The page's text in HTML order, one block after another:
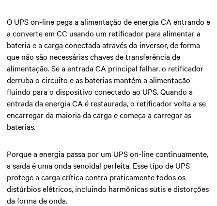
O UPS on-line pega a alimentação de energia CA entrando e
a converte em CC usando um retificador para alimentar a
bateria e a carga conectada através do inversor, de forma
que não são necessárias chaves de transferência de
alimentação. Se a entrada CA principal falhar, o retificador
derruba o circuito e as baterias mantém a alimentação
fluindo para o dispositivo conectado ao UPS. Quando a
entrada da energia CA é restaurada, o retificador volta a se
encarregar da maioria da carga e começa a carregar as
baterias.
Porque a energia passa por um UPS on-line continuamente,
a saída é uma onda senoidal perfeita. Esse tipo de UPS
protege a carga crítica contra praticamente todos os
distúrbios elétricos, incluindo harmônicas sutis e distorções
da forma de onda.